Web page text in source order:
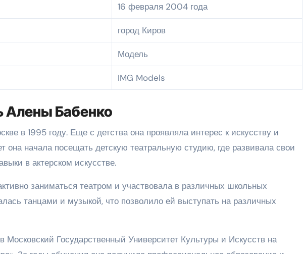
16 февраля 2004 года
город Киров
Модель
IMG Models
Алены Бабенко
в 1995 году. Еще с детства она проявляла интерес к искусству и
она начала посещать детскую театральную студию, где развивала свои
в актерском искусстве.
заниматься театром и участвовала в различных школьных
танцами и музыкой, что позволило ей выступать на различных
Московский Государственный Университет Культуры и Искусств на